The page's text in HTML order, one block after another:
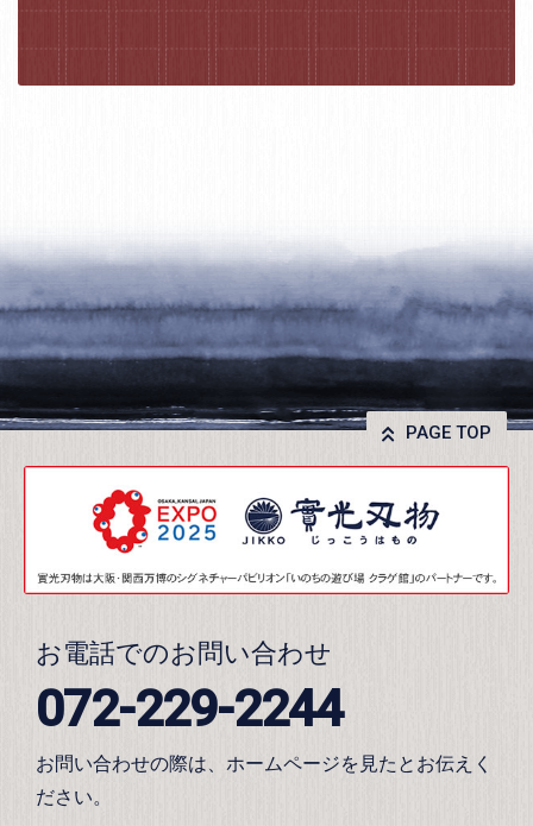
PAGE TOP
お電話でのお問い合わせ
072-229-2244
お問い合わせの際は、ホームページを見たとお伝えく
ださい。